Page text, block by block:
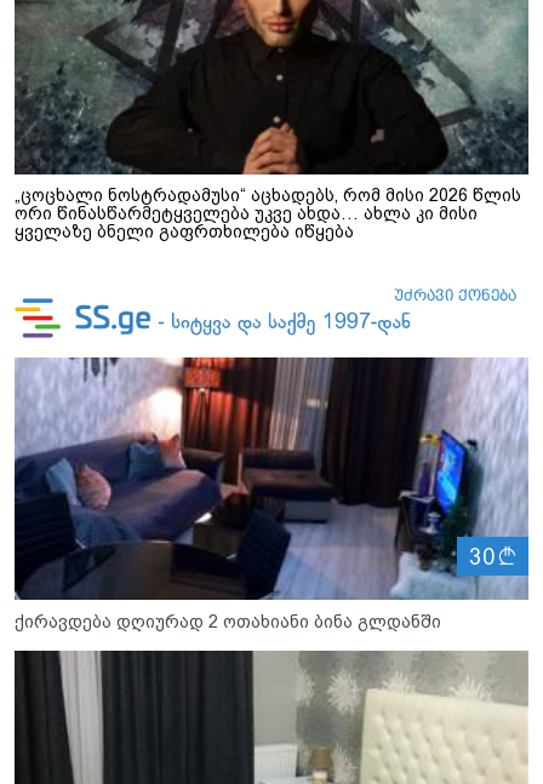
„ცოცხალი ნოსტრადამუსი“ აცხადებს, რომ მისი 2026 წლის
ორი წინასწარმეტყველება უკვე ახდა… ახლა კი მისი
ყველაზე ბნელი გაფრთხილება იწყება
30
ქირავდება დღიურად 2 ოთახიანი ბინა გლდანში